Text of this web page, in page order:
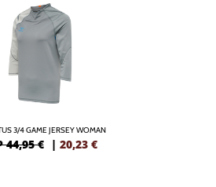
3/4 GAME JERSEY WOMAN
44,95 € | 20,23 €